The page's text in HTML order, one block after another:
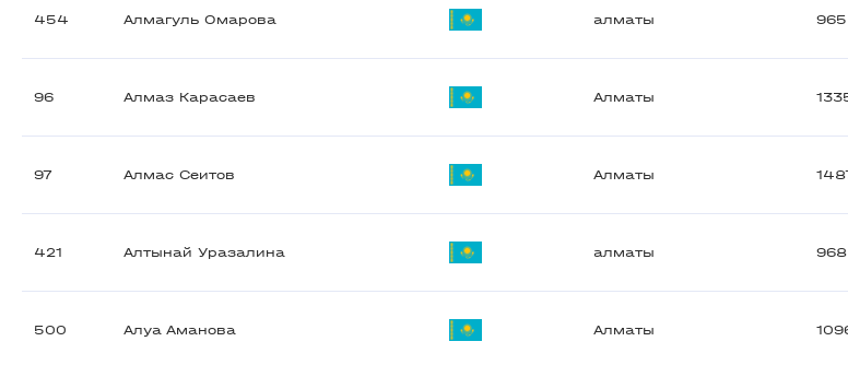
454 Алмагуль Омарова алматы 965
96 Алмаз Карасаев Алматы
97 Алмас Сеитов Алматы
421 Алтынай Уразалина алматы 968
500 Алуа Аманова Алматы